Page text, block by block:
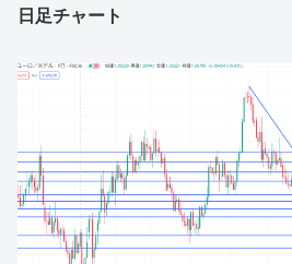
日足チャート